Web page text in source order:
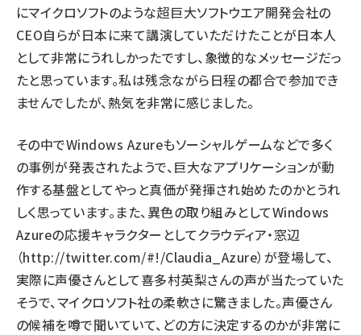
にマイクロソフトのような超巨大ソフトウエア開発会社の
CEO自らが日本に来て講演していただけたことが日本人
として非常にうれしかったですし、象徴的なメッセージだっ
たと思っています。私は残念ながら日程の都合で参加でき
ませんでしたが、熱気を非常に感じました。
その中でWindows Azureもソーシャルゲームなどで多く
の事例が発表されたようで、巨大なアプリケーションが動
作する基盤としてやっと真価が発揮され始めたのかとうれ
しく思っています。また、異色の取り組みとしてWindows
Azureの応援キャラクターとしてクラウディア・窓辺
（http://twitter.com/#!/Claudia_Azure）が登場して、
実際に声優さんとして喜多村英梨さんの声が当たっていた
そうで、マイクロソフト社の柔軟さに驚きました。声優さん
の候補を噂で聞いていて、どの方に決定するのかが非常に